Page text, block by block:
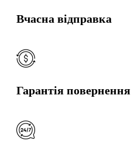
Вчасна відправка
Гарантія повернення